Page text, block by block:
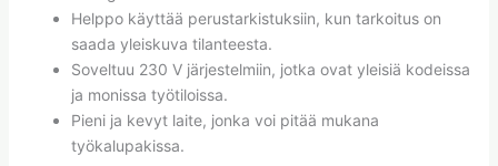
Helppo käyttää perustarkistuksiin, kun tarkoitus on
saada yleiskuva tilanteesta.
Soveltuu 230 V järjestelmiin, jotka ovat yleisiä kodeissa
ja monissa työtiloissa.
Pieni ja kevyt laite, jonka voi pitää mukana
työkalupakissa.